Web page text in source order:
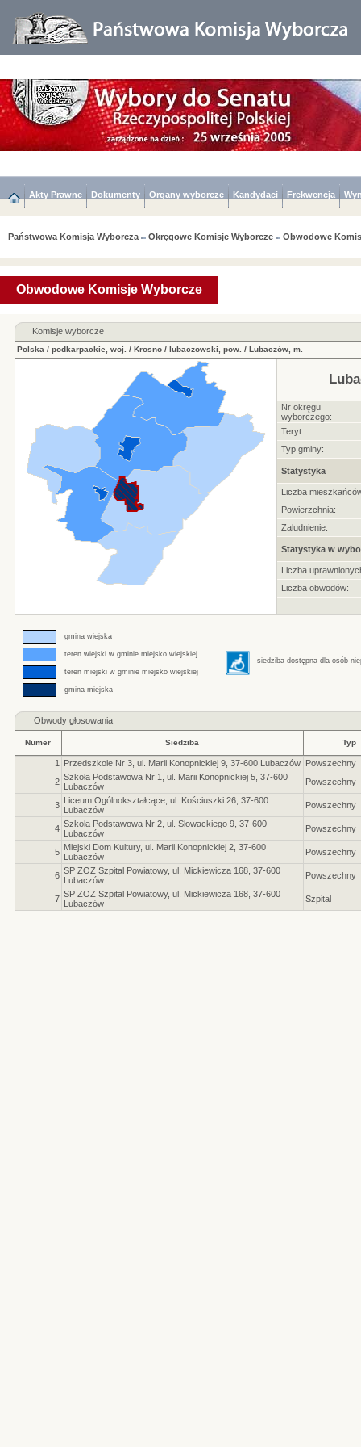
Akty Prawne Dokumenty Organy wyborcze Kandydaci Frekwencja
Państwowa Komisja Wyborcza Okręgowe Komisje Wyborcze Obwodowe
Obwodowe Komisje Wyborcze
Komisje wyborcze
Polska / podkarpackie, woj. / Krosno/ lubaczowski, pow. / Lubaczów, m.
Nr okręgu
wyborczego:
Teryt:
Typ gminy:
Statystyka
Liczba
Powierzchnia:
Zaludnienie:
Statystyka w
Liczba
Liczba obwodów:
gmina wiejska
- siedziba dostępna dla osób
teren wiejski w gminie miejsko wiejskiej
teren miejski w gminie miejsko wiejskiej
gmina miejska
Obwody głosowania
Numer Siedziba Typ
1 Przedszkole Nr 3, ul. Marii Konopnickiej 9, 37-600 Lubaczów
Powszechny
2 Szkoła Podstawowa Nr 1, ul. Marii Konopnickiej 5, 37-600
Lubaczów
Powszechny
3 Liceum Ogólnokształcące, ul. Kościuszki 26, 37-600
Lubaczów
Powszechny
4 Szkoła Podstawowa Nr 2, ul. Słowackiego 9, 37-600
Lubaczów
Powszechny
5 Miejski Dom Kultury, ul. Marii Konopnickiej 2, 37-600
Lubaczów
Powszechny
6 SP ZOZ Szpital Powiatowy, ul. Mickiewicza 168, 37-600
Lubaczów
Powszechny
7 SP ZOZ Szpital Powiatowy, ul. Mickiewicza 168, 37-600
Lubaczów
Szpital